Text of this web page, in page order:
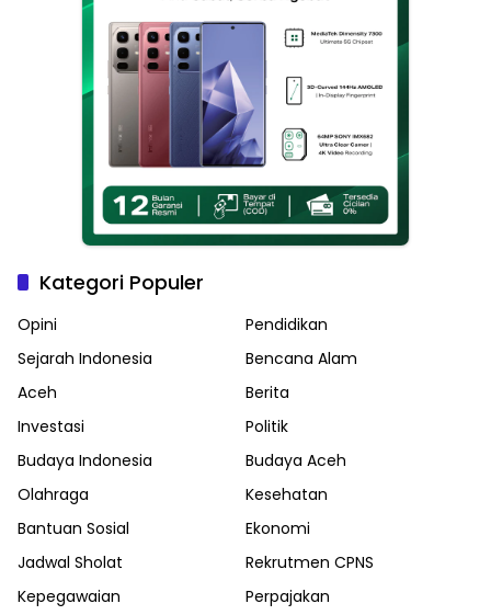
Kategori Populer
Opini
Pendidikan
Sejarah Indonesia
Bencana Alam
Aceh
Berita
Investasi
Politik
Budaya Indonesia
Budaya Aceh
Olahraga
Kesehatan
Bantuan Sosial
Ekonomi
Jadwal Sholat
Rekrutmen CPNS
Kepegawaian
Perpajakan